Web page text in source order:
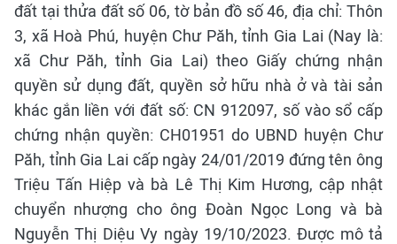
đất tại thửa đất số 06, tờ bản đồ số 46, địa chỉ: Thôn
3, xã Hoà Phú, huyện Chư Păh, tỉnh Gia Lai (Nay là:
xã Chư Păh, tỉnh Gia Lai) theo Giấy chứng nhận
quyền sử dụng đất, quyền sở hữu nhà ở và tài sản
khác gắn liền với đất số: CN 912097, số vào sổ cấp
chứng nhận quyền: CH01951 do UBND huyện Chư
Păh, tỉnh Gia Lai cấp ngày 24/01/2019 đứng tên ông
Triệu Tấn Hiệp và bà Lê Thị Kim Hương, cập nhật
chuyển nhượng cho ông Đoàn Ngọc Long và bà
Nguyễn Thị Diệu Vy ngày 19/10/2023. Được mô tả